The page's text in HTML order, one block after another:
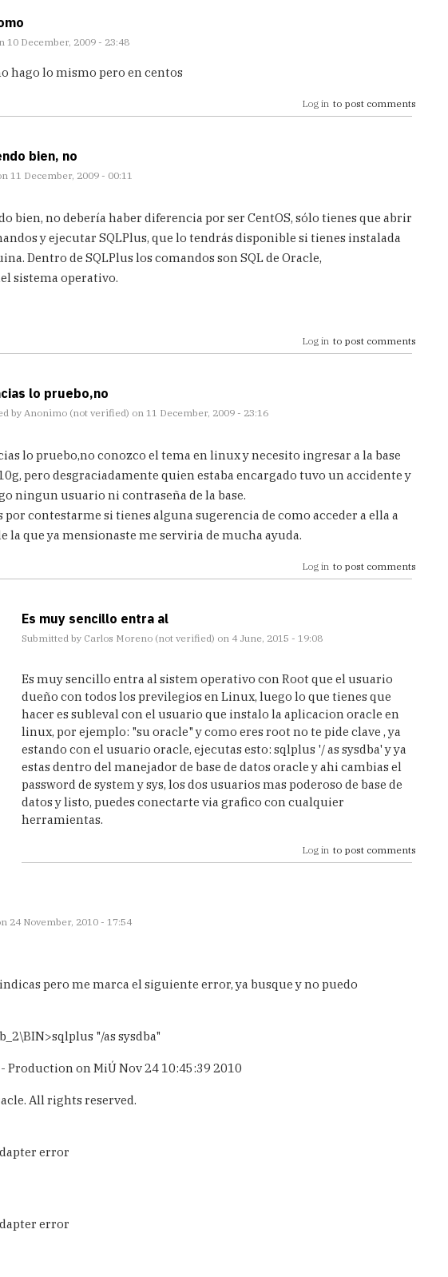
10 December, 2009 - 23:48
hago lo mismo pero en centos
Log in to post comments
bien, no
11 December, 2009 - 00:11
bien, no debería haber diferencia por ser CentOS, sólo tienes que abrir
y ejecutar SQLPlus, que lo tendrás disponible si tienes instalada
Dentro de SQLPlus los comandos son SQL de Oracle,
sistema operativo.
Log in to post comments
lo pruebo,no
by Anonimo (not verified) on 11 December, 2009 - 23:16
lo pruebo,no conozco el tema en linux y necesito ingresar a la base
pero desgraciadamente quien estaba encargado tuvo un accidente y
ningun usuario ni contraseña de la base.
por contestarme si tienes alguna sugerencia de como acceder a ella a
la que ya mensionaste me serviria de mucha ayuda.
Log in to post comments
Es muy sencillo entra al
Submitted by Carlos Moreno (not verified) on 4 June, 2015 - 19:08
reply
to
ok
gracias
lo
pruebo,no
Anonimo
(not
verified)
Es muy sencillo entra al sistem operativo con Root que el usuario
dueño con todos los previlegios en Linux, luego lo que tienes que
hacer es subleval con el usuario que instalo la aplicacion oracle en
linux, por ejemplo: "su oracle" y como eres root no te pide clave , ya
estando con el usuario oracle, ejecutas esto: sqlplus '/ as sysdba' y ya
estas dentro del manejador de base de datos oracle y ahi cambias el
password de system y sys, los dos usuarios mas poderoso de base de
datos y listo, puedes conectarte via grafico con cualquier
herramientas.
Log in to post comments
24 November, 2010 - 17:54
pero me marca el siguiente error, ya busque y no puedo
"/as sysdba"
- Production on MiÚ Nov 24 10:45:39 2010
All rights reserved.
error
error